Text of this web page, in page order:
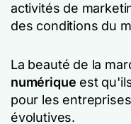
activités de
des conditions du
La beauté de la
numérique est
pour les
évolutives.